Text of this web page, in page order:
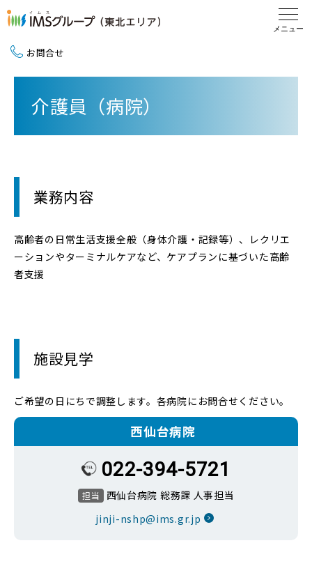
お問合せ
介護員（病院）
業務内容
高齢者の日常生活支援全般（身体介護・記録等）、レクリエ
ーションやターミナルケアなど、ケアプランに基づいた高齢
者支援
施設見学
ご希望の日にちで調整します。各病院にお問合せください。
西仙台病院
022-394-5721
担当 西仙台病院 総務課 人事担当
jinji-nshp@ims.gr.jp